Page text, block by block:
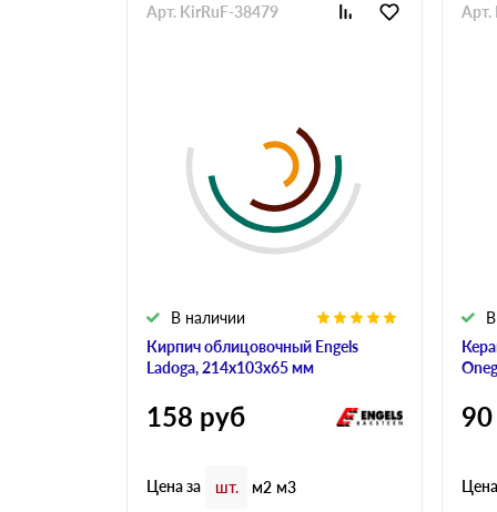
Кирпич облицовочный Engels
Ladoga, 214х103х65 мм
В наличии
Арт. KirRuF-38479
158 руб
Цена за шт. м2 м3
Арт.
90